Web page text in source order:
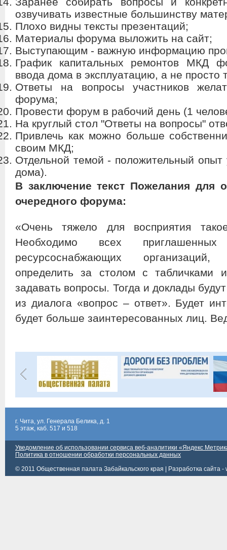
озвучивать известные большинству
Плохо видны тексты презентаций;
Материалы форума выложить на сайт;
Выступающим - важную информацию
График капитальных ремонтов МКД
ввода дома в эксплуатацию, а не просто
Ответы на вопросы участников
форума;
Провести форум в рабочий день (1
На круглый стол "Ответы на вопросы"
Привлечь как можно больше
своим МКД;
Отдельной темой - положительный
дома).
В заключение текст Пожелания для
очередного форума:
«Очень тяжело для восприятия
Необходимо всех
ресурсоснабжающих
определить за столом с табличками
задавать вопросы. Тогда и доклады
из диалога «вопрос – ответ». Будет
будет больше заинтересованных лиц.
г. Чита, ул. Генерала Белика, д. 1
5 этаж, каб. 517 и 518
Уведомление об использовании сервиса веб-аналитики «Яндекс
Политика в отношении обработки персональных данных
© 2011 Общественная палата Забайкальского края |
Разработка сайта -